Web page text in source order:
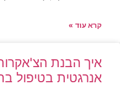
קרא עוד »
איך הבנת
אנרגטית בטיפול